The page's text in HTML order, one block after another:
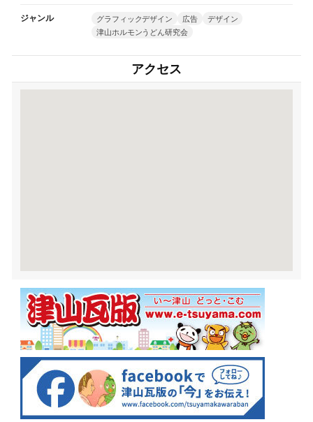
ジャンル グラフィックデザイン 広告
デザイン
津山ホルモンうどん研究会
アクセス